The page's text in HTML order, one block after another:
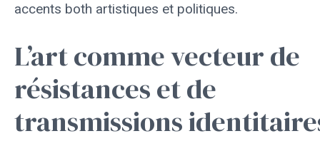
accents both artistiques et politiques.
L’art comme vecteur de
résistances et de
transmissions